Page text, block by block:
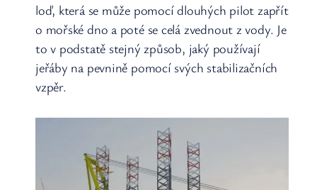
loď, která se může pomocí dlouhých pilot zapřít
o mořské dno a poté se celá zvednout z vody. Je
to v podstatě stejný způsob, jaký používají
jeřáby na pevnině pomocí svých stabilizačních
vzpěr.